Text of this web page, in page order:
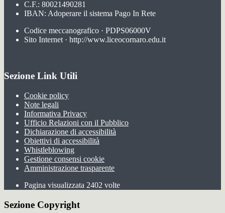
C.F.: 80021490281
IBAN: Adoperare il sistema Pago In Rete
Codice meccanografico · PDPS06000V
Sito Internet · http://www.liceocornaro.edu.it
Sezione Link Utili
Cookie policy
Note legali
Informativa Privacy
Ufficio Relazioni con il Pubblico
Dichiarazione di accessibilità
Obiettivi di accessibilità
Whistleblowing
Gestione consensi cookie
Amministrazione trasparente
Pagina visualizzata 2402 volte
Sezione Copyright